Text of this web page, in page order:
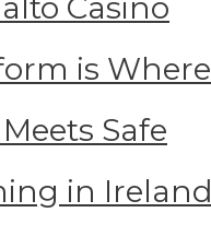
is Where
Safe
in Ireland